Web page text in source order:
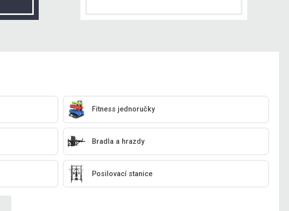
Fitness jednoručky
Bradla a hrazdy
Posilovací stanice